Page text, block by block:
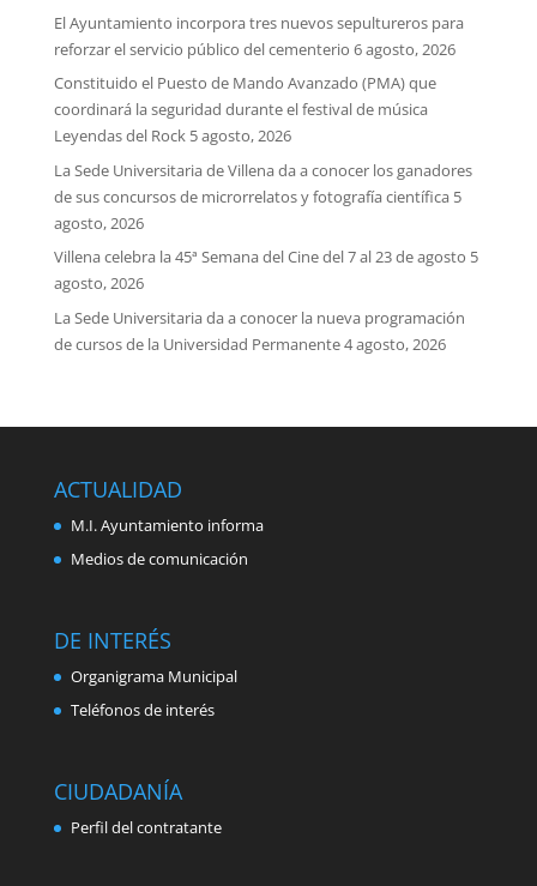
El Ayuntamiento incorpora tres nuevos sepultureros para
reforzar el servicio público del cementerio 6 agosto, 2026
Constituido el Puesto de Mando Avanzado (PMA) que
coordinará la seguridad durante el festival de música
Leyendas del Rock 5 agosto, 2026
La Sede Universitaria de Villena da a conocer los ganadores
de sus concursos de microrrelatos y fotografía científica 5
agosto, 2026
Villena celebra la 45ª Semana del Cine del 7 al 23 de agosto 5
agosto, 2026
La Sede Universitaria da a conocer la nueva programación
de cursos de la Universidad Permanente4 agosto, 2026
ACTUALIDAD
M.I. Ayuntamiento informa
Medios de comunicación
DE INTERÉS
Organigrama Municipal
Teléfonos de interés
CIUDADANÍA
Perfil del contratante